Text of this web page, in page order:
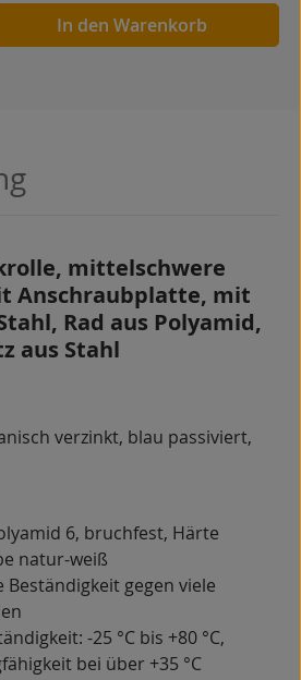
In den Warenkorb
mittelschwere
Anschraubplatte, mit
Rad aus Polyamid,
aus Stahl
verzinkt, blau passiviert,
6, bruchfest, Härte
natur-weiß
Beständigkeit gegen viele
-25 °C bis +80 °C,
bei über +35 °C